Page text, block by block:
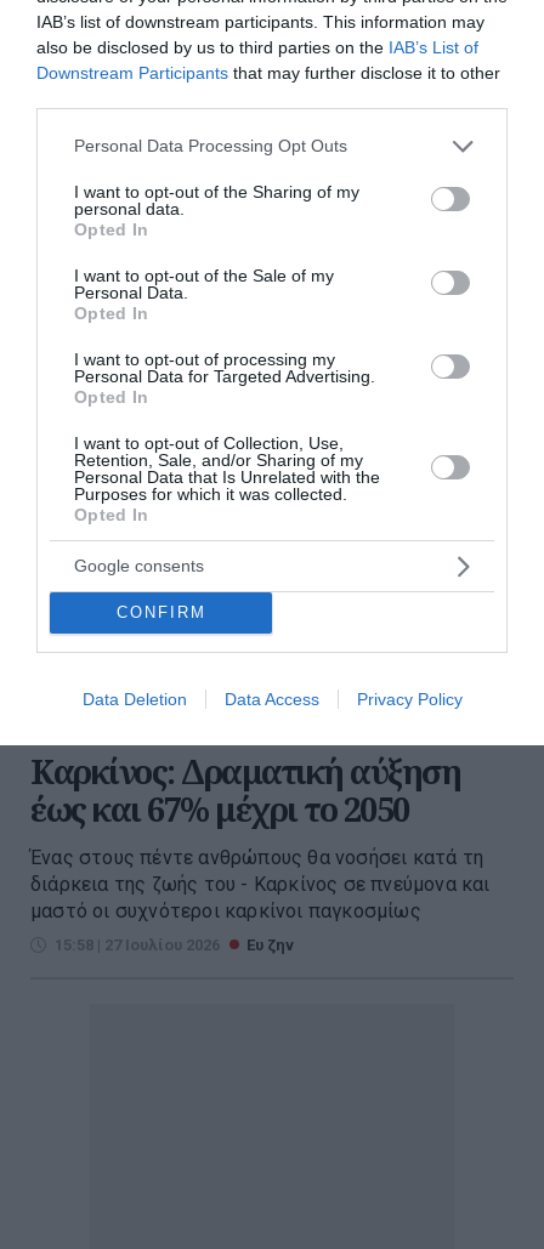
IAB’s list of downstream participants. This information may
also be disclosed by us to third parties on the IAB’s List of
Downstream Participants that may further disclose it to other
Please note that this website/app uses one or more Google
not limited to your visit or usage behaviour. You may click to
grant or deny consent to Google and its third-party tags to
use your data for below specified purposes in below Google
consent section.
Personal Data Processing Opt Outs
I want to opt-out of the Sharing of my
personal data.
Opted In
I want to opt-out of the Sale of my
Personal Data.
Opted In
I want to opt-out of processing my
Personal Data for Targeted Advertising.
Opted In
I want to opt-out of Collection, Use,
Retention, Sale, and/or Sharing of my
Personal Data that Is Unrelated with the
Purposes for which it was collected.
Opted In
Google consents
CONFIRM
Data Deletion Data Access Privacy Policy
Κλιματιστικά: Βοηθά ένα
σκίαστρο πάνω από την
εξωτερική μονάδα να δροσίσει το
σπίτι πιο γρήγορα;
Το καλοκαίρι αναζητούμε τρόπους για να
διατηρήσουμε το σπίτι δροσερό και παράλληλα να
μειώσουμε την κατανάλωση ενέργειας στο
κλιματιστικό. Κάποιοι επιχειρούν να βάλουν
σκίαστρο στην εξωτερική μονάδα του κλιματι...
Καρκίνος: Δραματική αύξηση
έως και 67% μέχρι το 2050
Ένας στους πέντε ανθρώπους θα νοσήσει κατά τη
διάρκεια της ζωής του - Καρκίνος σε πνεύμονα και
μαστό οι συχνότεροι καρκίνοι παγκοσμίως
15:58 | 27 Ιουλίου 2026 Ευ ζην